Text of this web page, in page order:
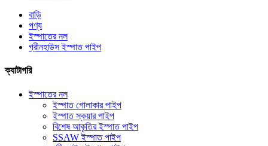
বাড়ি
পণ্য
ইস্পাতের নল
গ্রীনহাউস ইস্পাত পাইপ
ক্যাটাগরি
ইস্পাতের নল
ইস্পাত গোলাকার পাইপ
ইস্পাত স্কয়ার পাইপ
বিশেষ আকৃতির ইস্পাত পাইপ
SSAW ইস্পাত পাইপ